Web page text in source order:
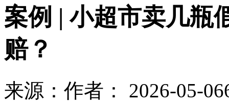
案例 | 小超市卖几瓶
赔？
来源： 作者： 2026-05-06